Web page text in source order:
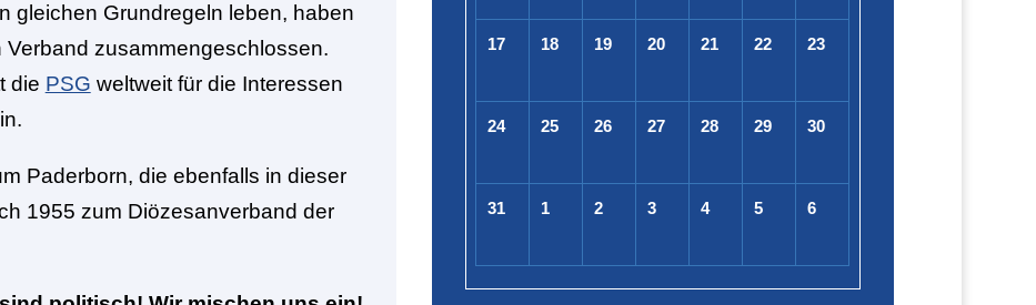
gleichen Grundregeln leben, haben
zusammengeschlossen.
die PSG weltweit für die Interessen
Paderborn, die ebenfalls in dieser
1955 zum Diözesanverband der
17 18 19 20 21 22 23
24 25 26 27 28 29 30
31 1 2 3 4 5 6